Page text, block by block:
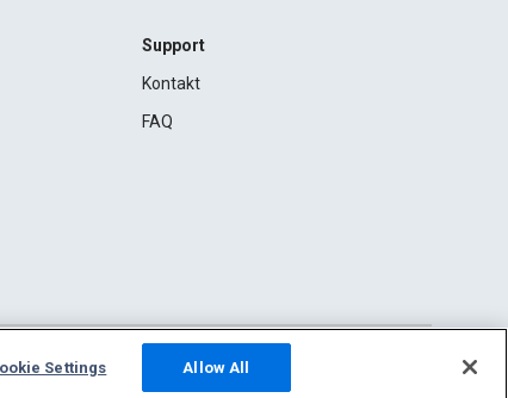
Support
Kontakt
FAQ
Settings Allow All